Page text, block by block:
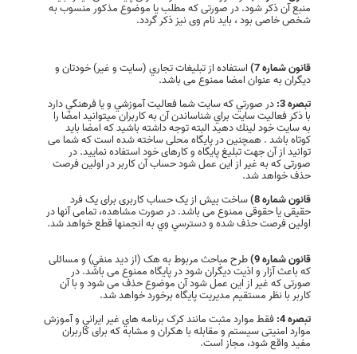
منبع آن ذکر شود. در صورتی که مطلب یا موضوع مذکور منسوب به
شخص خاصی بود ، باید نام وی نیز ذکر گردد.
قانون شماره 7) استفاده از تبلیغات تجاري (سايت و غير) خودتان و
دیگران به عنوان امضا ممنوع می باشد.
تبصره 3:
در صورتي كه سايت شما فعاليت آموزشي و يا فرهنگي دارد
با ذكر فعاليت سايت براي شناساندن آن به كاربران ميتوانيد امضا را
به سايت خود لينك دهيد البته توجه داشته باشيد كه امضا بايد
كوتاه باشد . همچنين در پایگاه محلی ساخته شده است که شما می
توانید از آن جهت تبلیغ پایگاه و کارهای خود استفاده نمایید. در
صورتی که به غیر از این عمل شود حساب آن کاربر در اولین فرصت
حذف خواهد شد.
قانون شماره 8)
ساخت بیش از یک حساب کاربری برای یک فرد
حقیقی یا حقوقی ممنوع می باشد. در صورت مشاهده، تمامی آنها در
اولین فرصت حذف شده و دسترسي وي به انجمنها قطع خواهد شد.
قانون شماره 9) طرح مباحث مربوط به هک (از ديد منفي) و مسائلی
که باعث آزار و اذیت دیگران شود در پایگاه ممنوع می باشد. در
صورتی که غیر از این عمل شود آن موضوع حذف می شود و با آن
کاربر با نظر مستقیم مدیریت پایگاه برخورد خواهد شد.
تبصره 4:
فقط موارد مثبت مانند کرک برنامه هاي غير ايراني و آموزش
موارد امنیتی سیستم و مقابله با هكران و مشابه که برای کاربران
مفید واقع شود، مجاز است.